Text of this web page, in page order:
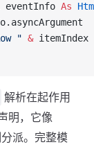
eventInfo As
" & itemIndex
解析在起作用
明，它像
派。完整模